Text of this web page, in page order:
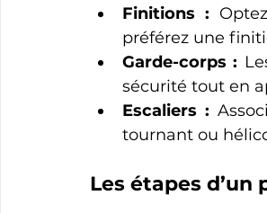
Finitions :
préférez une
Garde-corps :
sécurité tout en
Escaliers :
tournant ou
Les étapes